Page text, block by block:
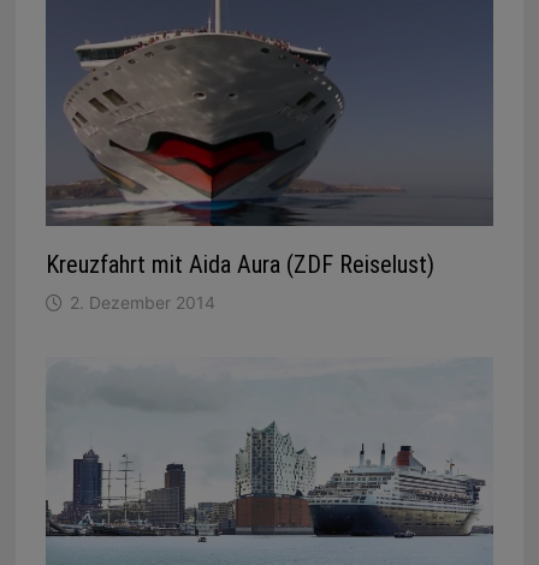
Kreuzfahrt mit Aida Aura (ZDF Reiselust)
2. Dezember 2014